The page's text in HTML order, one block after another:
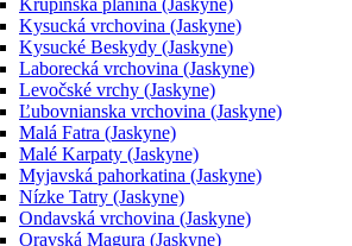
Kysucká vrchovina (Jaskyne)
Kysucké Beskydy (Jaskyne)
Laborecká vrchovina (Jaskyne)
Levočské vrchy (Jaskyne)
Ľubovnianska vrchovina (Jaskyne)
Malá Fatra (Jaskyne)
Malé Karpaty (Jaskyne)
Myjavská pahorkatina (Jaskyne)
Nízke Tatry (Jaskyne)
Ondavská vrchovina (Jaskyne)
Oravská Magura (Jaskyne)